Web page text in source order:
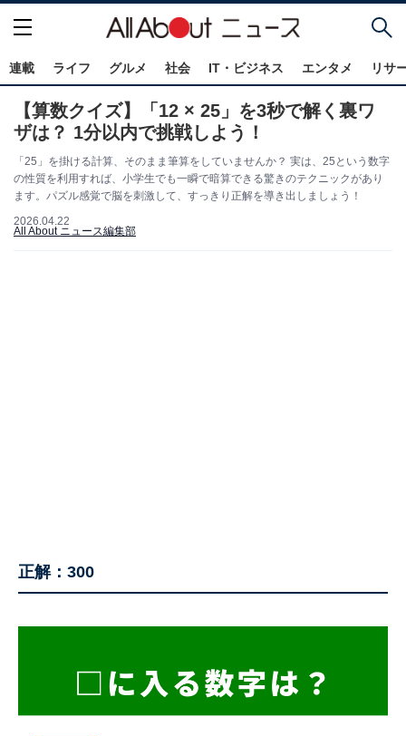
連載 ライフ グルメ 社会 IT・ビジネス エンタメ リサ
【算数クイズ】「12 × 25」を3秒で解く裏ワ
ザは？ 1分以内で挑戦しよう！
「25」を掛ける計算、そのまま筆算をしていませんか？ 実は、25という数字
の性質を利用すれば、小学生でも一瞬で暗算できる驚きのテクニックがあり
ます。パズル感覚で脳を刺激して、すっきり正解を導き出しましょう！
2026.04.22
All About ニュース編集部
正解：300